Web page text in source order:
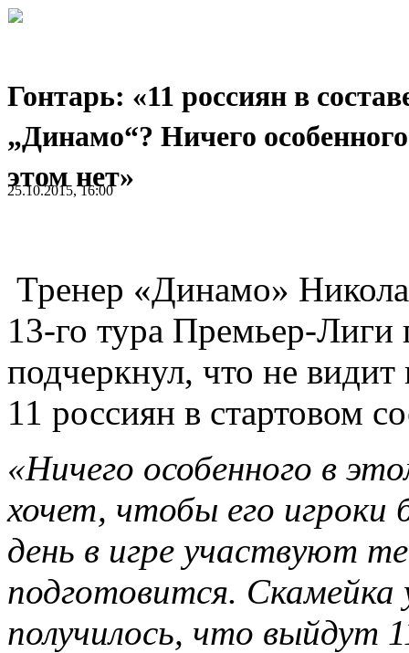
Гонтарь: «11 россиян в
„Динамо“? Ничего
этом нет»
25.10.2015, 16:00
Тренер «Динамо»
13-го тура Премьер-Лиги
подчеркнул, что не
11 россиян в стартовом
«Ничего особенного в
хочет, чтобы его игроки
день в игре участвуют
подготовится. Скамейка
получилось, что выйдут